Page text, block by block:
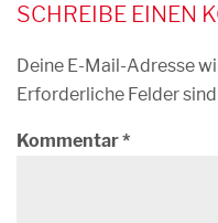
SCHREIBE EINEN
Deine E-Mail-Adresse
Erforderliche Felder
Kommentar*